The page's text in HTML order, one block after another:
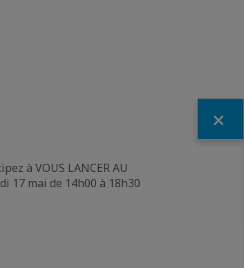
à VOUS LANCER AU
17 mai de 14h00 à 18h30